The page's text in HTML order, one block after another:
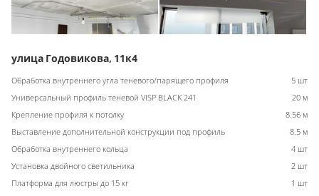
улица Годовикова, 11к4
Обработка внутреннего угла теневого/парящего профиля
5 шт
Универсальный профиль теневой VISP BLACK 241
20 м
Крепление профиля к потолку
8.56 м
Выставление дополнительной конструкции под профиль
8.5 м
Обработка внутреннего кольца
4 шт
Установка двойного светильника
2 шт
Платформа для люстры до 15 кг
1 шт